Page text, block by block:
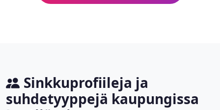
Sinkkuprofiileja ja
suhdetyyppejä kaupungissa